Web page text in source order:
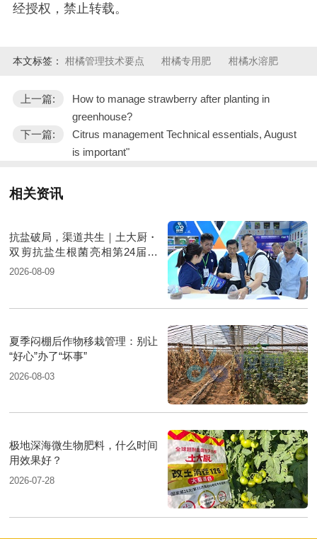
经授权，禁止转载。
本文标签： 柑橘管理技术要点 柑橘专用肥 柑橘水溶肥
上一篇:
How to manage strawberry after planting in
greenhouse?
下一篇:
Citrus management Technical essentials, August
is important"
相关资讯
抗盐破局，渠道共生｜土大厨・
双剪抗盐生根菌亮相第24届新
疆国际农业博览会
2026-08-09
夏季闷棚后作物移栽管理：别让
“好心”办了“坏事”
2026-08-03
极地深海微生物肥料，什么时间
用效果好？
2026-07-28